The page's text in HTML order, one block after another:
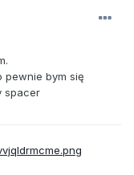
pewnie bym się
spacer